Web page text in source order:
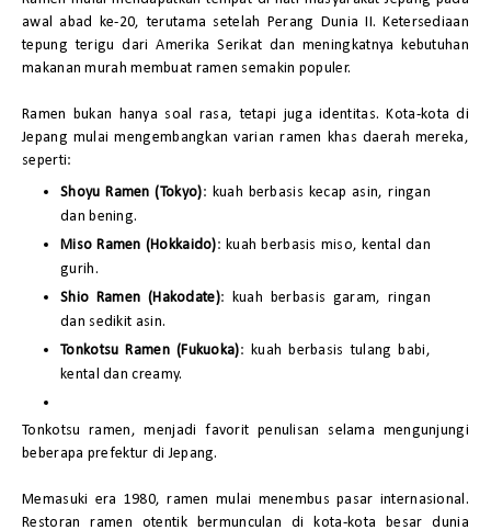
awal abad ke-20, terutama setelah Perang Dunia II. Ketersediaan
tepung terigu dari Amerika Serikat dan meningkatnya kebutuhan
makanan murah membuat ramen semakin populer.
Ramen bukan hanya soal rasa, tetapi juga identitas. Kota-kota di
Jepang mulai mengembangkan varian ramen khas daerah mereka,
seperti:
Shoyu Ramen (Tokyo): kuah berbasis kecap asin, ringan
dan bening.
Miso Ramen (Hokkaido): kuah berbasis miso, kental dan
gurih.
Shio Ramen (Hakodate): kuah berbasis garam, ringan
dan sedikit asin.
Tonkotsu Ramen (Fukuoka): kuah berbasis tulang babi,
kental dan creamy.
Tonkotsu ramen, menjadi favorit penulisan selama mengunjungi
beberapa prefektur di Jepang.
Memasuki era 1980, ramen mulai menembus pasar internasional.
Restoran ramen otentik bermunculan di kota-kota besar dunia